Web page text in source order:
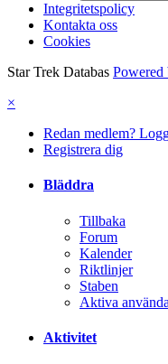
Integritetspolicy
Kontakta oss
Cookies
Star Trek Databas
×
Redan medlem?
Registrera dig
Bläddra
Tillbaka
Forum
Kalender
Riktlinjer
Staben
Aktiva
Aktivitet